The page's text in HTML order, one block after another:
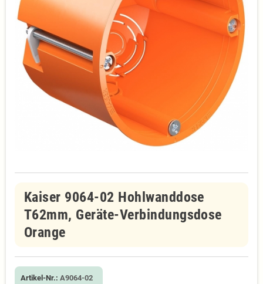
Kaiser 9064-02 Hohlwanddose
T62mm, Geräte-Verbindungsdose
Orange
Artikel-Nr.: A9064-02